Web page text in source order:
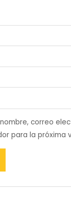
correo
para la próxima